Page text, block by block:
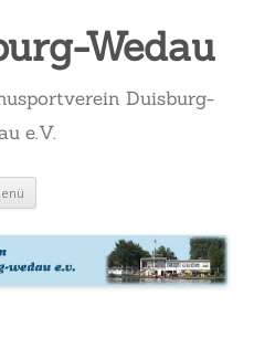
Wedau
Duisburg-
e.V.
Zum
springen